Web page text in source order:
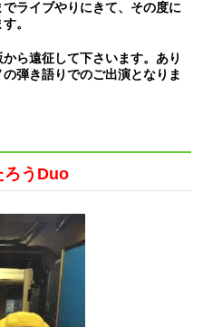
ライブやりにきて、その度に
。
ら遠征して下さいます。あり
弾き語りでのご出演となりま
ろうDuo